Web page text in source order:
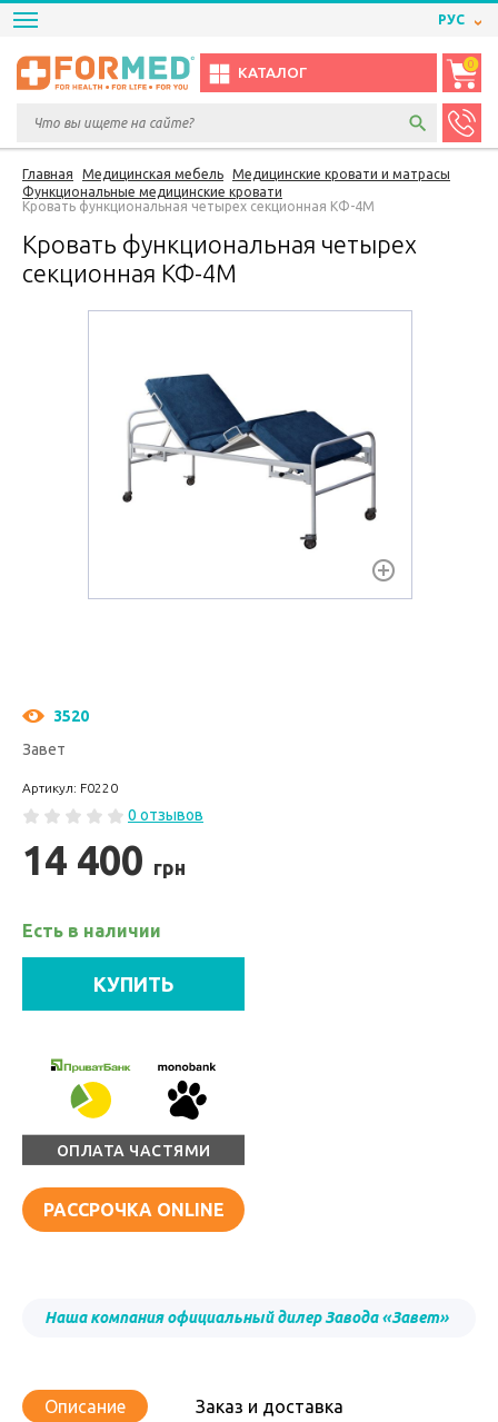
РУС
КАТАЛОГ
0
Главная Медицинская мебель
Медицинские кровати и матрасы
Функциональные медицинские кровати
Кровать функциональная четырех секционная КФ-4М
Кровать функциональная четырех
секционная КФ-4М
3520
Завет
Артикул: F0220
0 отзывов
14 400 грн
Есть в наличии
КУПИТЬ
ОПЛАТА ЧАСТЯМИ
РАССРОЧКА ONLINE
Наша компания официальный дилер Завода «Завет»
Описание
Заказ и доставка